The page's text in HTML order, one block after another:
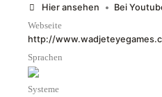
Hier ansehen • Bei
Webseite
http://
Sprachen
Systeme